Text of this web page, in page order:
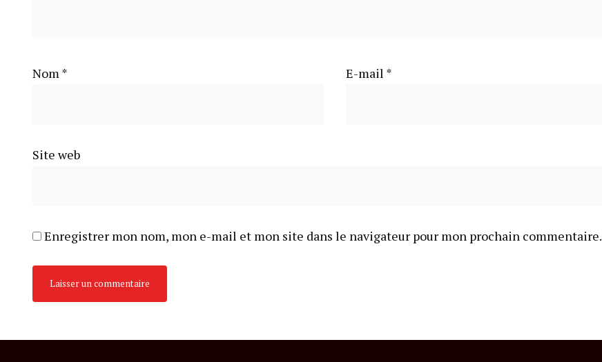
Nom* E-mail *
Site web
Enregistrer mon nom, mon e-mail et mon site dans le navigateur pour mon prochain commentaire.